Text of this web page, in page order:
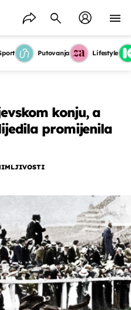
Putovanja Lifestyle
konju, a
promijenila